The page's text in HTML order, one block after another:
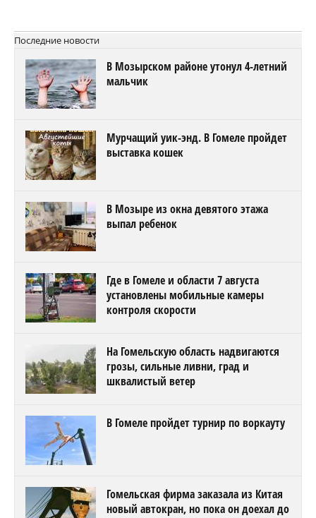
Последние новости
В Мозырском районе утонул 4-летний
мальчик
Мурчащий уик-энд. В Гомеле пройдет
выставка кошек
В Мозыре из окна девятого этажа
выпал ребенок
Где в Гомеле и области 7 августа
установлены мобильные камеры
контроля скорости
На Гомельскую область надвигаются
грозы, сильные ливни, град и
шквалистый ветер
В Гомеле пройдет турнир по воркауту
Гомельская фирма заказала из Китая
новый автокран, но пока он доехал до